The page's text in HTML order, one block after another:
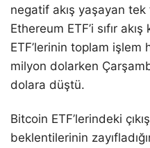
negatif akış yaşayan
Ethereum ETF’i sıfır
ETF’lerinin toplam işlem
milyon dolarken
dolara düştü.
Bitcoin ETF’lerindeki
beklentilerinin